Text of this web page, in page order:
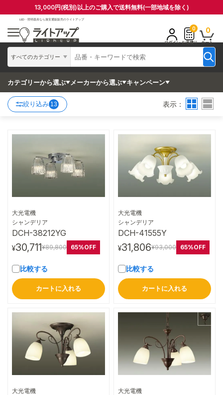
13,000円(税別)以上のご購入で送料無料(一部地域を除く)
LED・照明器具なら激安通販販売のライトアップ
すべてのカテゴリー
ログイン
0
お見積り
0
カート
カテゴリーから選ぶ メーカーから選ぶ キャンペーン
絞り込み 13 表示：
大光電機
シャンデリア
DCH-38212YG
¥30,711¥89,800 65%OFF
比較する
カートに入れる
大光電機
シャンデリア
DCH-41555Y
¥31,806¥93,000 65%OFF
比較する
カートに入れる
大光電機
大光電機